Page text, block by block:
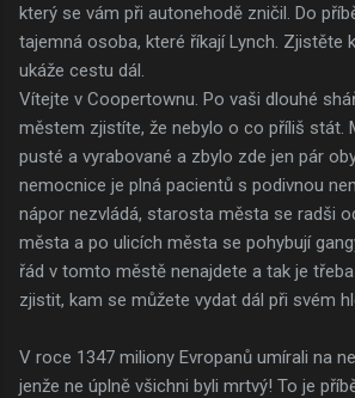
který se vám při autonehodě zničil. Do
tajemná osoba, které říkají Lynch. Zjistěte
ukáže cestu dál.
Vítejte v Coopertownu. Po vaši dlouhé
městem zjistíte, že nebylo o co příliš stát.
pusté a vyrabované a zbylo zde jen pár
nemocnice je plná pacientů s podivnou
nápor nezvládá, starosta města se radši
města a po ulicích města se pohybují
řád v tomto městě nenajdete a tak je
zjistit, kam se můžete vydat dál při svém
V roce 1347 miliony Evropanů umírali na
jenže ne úplně všichni byli mrtvý! To je